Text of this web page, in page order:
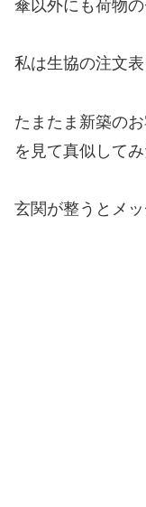
傘以外にも荷物
私は生協の注文
たまたま新築の
を見て真似して
玄関が整うとメッ